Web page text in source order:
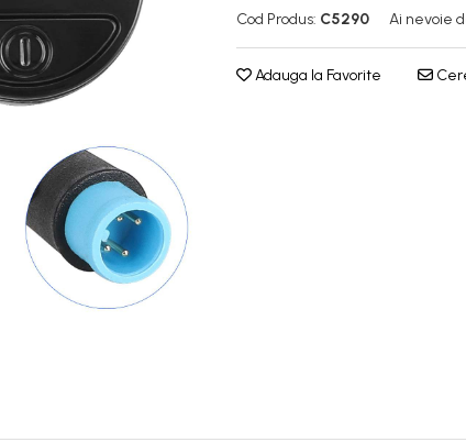
Cod Produs: C5290 Ai nevoie
Adauga la Favorite